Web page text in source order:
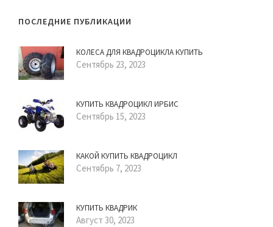
ПОСЛЕДНИЕ ПУБЛИКАЦИИ
КОЛЕСА ДЛЯ КВАДРОЦИКЛА КУПИТЬ
Сентябрь 23, 2023
КУПИТЬ КВАДРОЦИКЛ ИРБИС
Сентябрь 15, 2023
КАКОЙ КУПИТЬ КВАДРОЦИКЛ
Сентябрь 7, 2023
КУПИТЬ КВАДРИК
Август 30, 2023